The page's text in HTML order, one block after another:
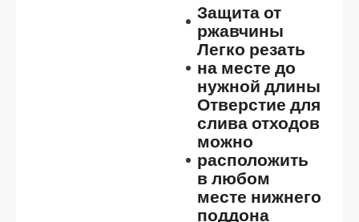
Защита от
ржавчины
Легко резать
на месте до
нужной длины
Отверстие для
слива отходов
можно
расположить
в любом
месте нижнего
поддона